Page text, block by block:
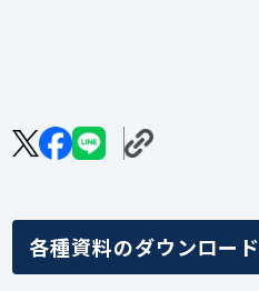
各種資料のダウンロード